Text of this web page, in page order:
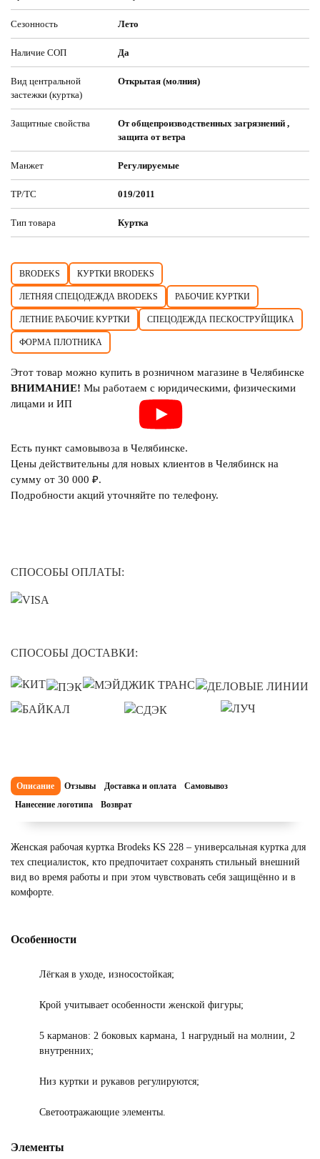
Сезонность Лето
Наличие СОП Да
Вид центральной
застежки (куртка)
Открытая (молния)
Защитные свойства
От общепроизводственных загрязнений ,
защита от ветра
Манжет Регулируемые
ТР/ТС 019/2011
Тип товара Куртка
BRODEKS КУРТКИ BRODEKS
ЛЕТНЯЯ СПЕЦОДЕЖДА BRODEKS РАБОЧИЕ КУРТКИ
ЛЕТНИЕ РАБОЧИЕ КУРТКИ СПЕЦОДЕЖДА ПЕСКОСТРУЙЩИКА
ФОРМА ПЛОТНИКА
Этот товар можно купить в розничном магазине в Челябинске
ВНИМАНИЕ! Мы работаем с юридическими, физическими
лицами и ИП
Есть пункт самовывоза в Челябинске.
Цены действительны для новых клиентов в Челябинск на
сумму от 30 000 ₽.
Подробности акций уточняйте по телефону.
СПОСОБЫ ОПЛАТЫ:
СПОСОБЫ ДОСТАВКИ:
Описание Отзывы Доставка и оплата
Самовывоз
Нанесение логотипа
Возврат
Женская рабочая куртка Brodeks KS 228 – универсальная куртка для
тех специалисток, кто предпочитает сохранять стильный внешний
вид во время работы и при этом чувствовать себя защищённо и в
комфорте.
Особенности
Лёгкая в уходе, износостойкая;
Крой учитывает особенности женской фигуры;
5 карманов: 2 боковых кармана, 1 нагрудный на молнии, 2
внутренних;
Низ куртки и рукавов регулируются;
Светоотражающие элементы.
Элементы